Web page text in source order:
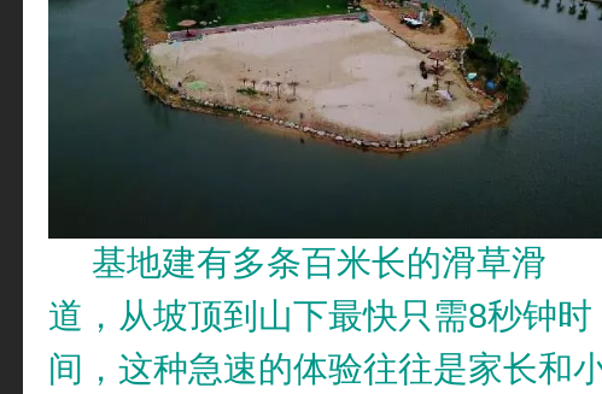
基地建有多条百米长的滑草滑
道，从坡顶到山下最快只需8秒钟时
间，这种急速的体验往往是家长和